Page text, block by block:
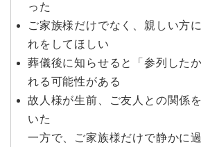
った
ご家族様だけでなく、親しい方
れをしてほしい
葬儀後に知らせると「参列した
れる可能性がある
故人様が生前、ご友人との関係
いた
一方で、ご家族様だけで静かに